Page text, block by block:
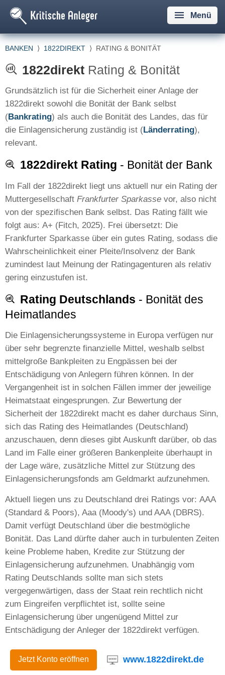
Menü
BANKEN ⟩ 1822DIREKT ⟩ RATING & BONITÄT
1822direkt Rating & Bonität
Grundsätzlich ist für die Sicherheit einer Anlage der
1822direkt sowohl die Bonität der Bank selbst
(Bankrating) als auch die Bonität des Landes, das für
die Einlagensicherung zuständig ist (Länderrating),
relevant.
1822direkt Rating - Bonität der Bank
Im Fall der 1822direkt liegt uns aktuell nur ein Rating der
Muttergesellschaft Frankfurter Sparkasse vor, also nicht
von der spezifischen Bank selbst. Das Rating fällt wie
folgt aus: A+ (Fitch, 2025). Frei übersetzt: Die
Frankfurter Sparkasse über ein gutes Rating, sodass die
Wahrscheinlichkeit einer Pleite/Insolvenz der Bank
zumindest laut Meinung der Ratingagenturen als relativ
gering einzustufen ist.
Rating Deutschlands - Bonität des
Heimatlandes
Die Einlagensicherungssysteme in Europa verfügen nur
über sehr begrenzte finanzielle Mittel, weshalb selbst
mittelgroße Bankpleiten zu Engpässen bei der
Entschädigung von Anlegern führen können. In der
Vergangenheit ist in solchen Fällen immer der jeweilige
Heimatstaat eingesprungen. Zur Bewertung der
Sicherheit der 1822direkt macht es daher durchaus Sinn,
sich das Rating des Heimatlandes (Deutschland)
anzuschauen, denn dieses gibt Auskunft darüber, ob das
Land im Falle einer größeren Bankenpleite überhaupt in
der Lage wäre, zusätzliche Mittel zur Stützung des
Einlagensicherungsfonds am Geldmarkt aufzunehmen.
Aktuell liegen uns zu Deutschland drei Ratings vor: AAA
(Standard & Poors), Aaa (Moody's) und AAA (DBRS).
Damit verfügt Deutschland über die bestmögliche
Bonität. Das Land dürfte daher auch in turbulenten Zeiten
keine Probleme haben, Kredite zur Stützung der
Einlagensicherung aufzunehmen. Unabhängig vom
Rating Deutschlands sollte man sich stets
vergegenwärtigen, dass der Staat rein rechtlich nicht
zum Eingreifen verpflichtet ist, sollte seine
Einlagensicherung über ungenügend Mittel zur
Entschädigung der Anleger der 1822direkt verfügen.
Jetzt Konto eröffnen www.1822direkt.de